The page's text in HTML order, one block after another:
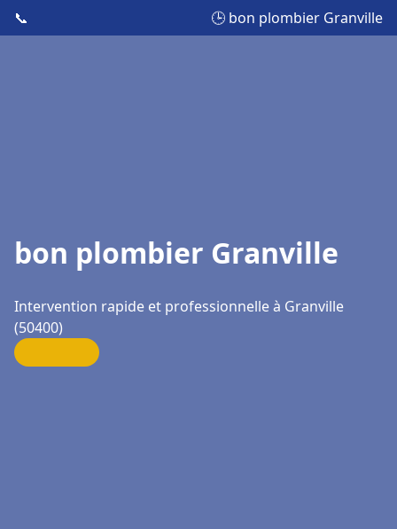
📞 🕒 bon plombier Granville
bon plombier Granville
Intervention rapide et professionnelle à Granville
(50400)